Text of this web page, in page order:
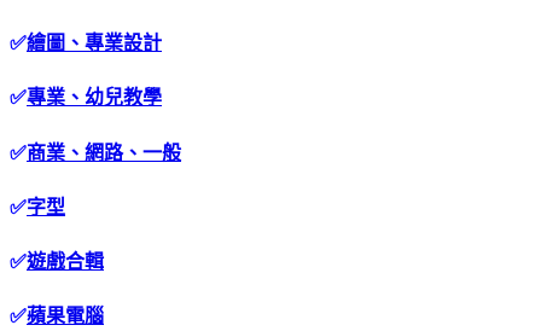
✅繪圖、專業設計
✅專業、幼兒教學
✅商業、網路、一般
✅字型
✅遊戲合輯
✅蘋果電腦